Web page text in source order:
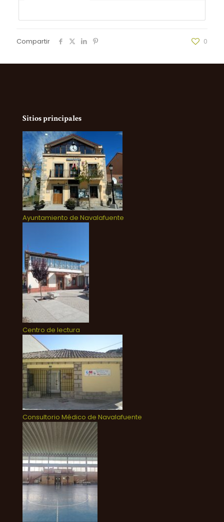
Compartir 0
Sitios principales
Ayuntamiento de Navalafuente
Centro de lectura
Consultorio Médico de Navalafuente